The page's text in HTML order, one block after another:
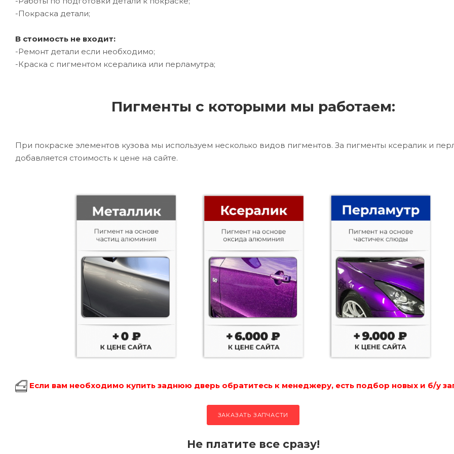
-Покраска детали;
В стоимость не входит:
-Ремонт детали если необходимо;
-Краска с пигментом ксералика или перламутра;
Пигменты с которыми мы работаем:
При покраске элементов кузова мы используем несколько видов пигментов. За пигменты ксералик и
добавляется стоимость к цене на сайте.
Если вам необходимо купить заднюю дверь обратитесь к менеджеру, есть подбор новых и б/у
ЗАКАЗАТЬ ЗАПЧАСТИ
Не платите все сразу!